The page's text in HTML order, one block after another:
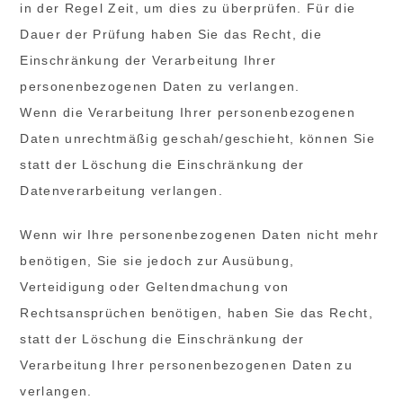
in der Regel Zeit, um dies zu überprüfen. Für die
Dauer der Prüfung haben Sie das Recht, die
Einschränkung der Verarbeitung Ihrer
personenbezogenen Daten zu verlangen.
Wenn die Verarbeitung Ihrer personenbezogenen
Daten unrechtmäßig geschah/geschieht, können Sie
statt der Löschung die Einschränkung der
Datenverarbeitung verlangen.
Wenn wir Ihre personenbezogenen Daten nicht mehr
benötigen, Sie sie jedoch zur Ausübung,
Verteidigung oder Geltendmachung von
Rechtsansprüchen benötigen, haben Sie das Recht,
statt der Löschung die Einschränkung der
Verarbeitung Ihrer personenbezogenen Daten zu
verlangen.